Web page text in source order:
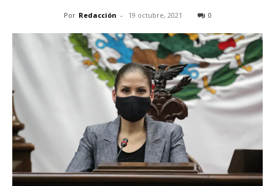
Por Redacción - 19 octubre, 2021 0